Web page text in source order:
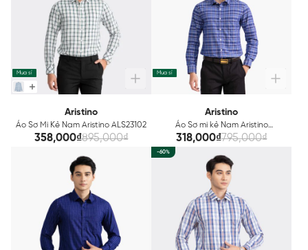
Mua sỉ
Aristino
Áo Sơ Mi Kẻ Nam Aristino ALS23102
358,000₫895,000₫
Mua sỉ
Aristino
Áo Sơ mi kẻ Nam Aristino
ALS40902
318,000₫795,000₫
-60%